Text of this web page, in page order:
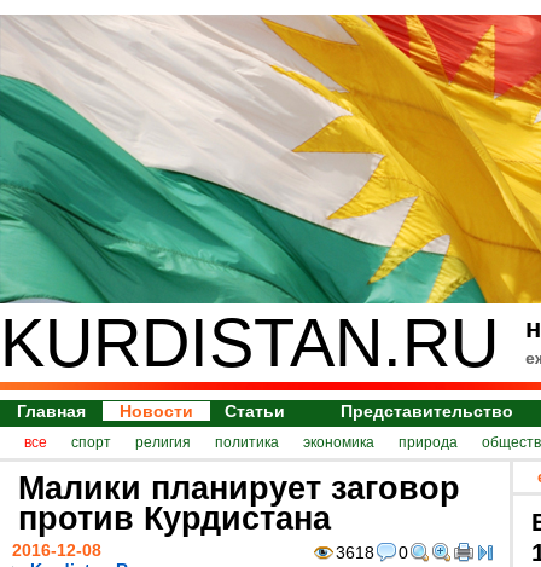
KURDISTAN.RU
Главная Новости Статьи Представительство
все спорт религия политика экономика природа
Малики планирует заговор
против Курдистана
3618 0
2016-12-08